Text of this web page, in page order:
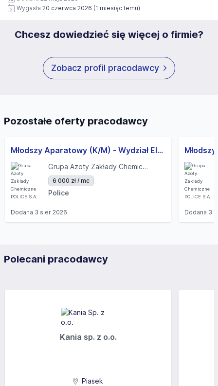
Wygasła 20 czerwca 2026 (1 miesiąc temu)
Chcesz dowiedzieć się więcej o firmie?
Zobacz profil pracodawcy
Pozostałe oferty pracodawcy
Młodszy Aparatowy (K/M) - Wydział Elektrociepłowni – Odsiarczanie
Grupa Azoty Zakłady Chemiczne POLICE S.A.
6 000 zł / mc
Police
Dodana 3 sier 2026 Dodana 3
Polecani pracodawcy
Kania sp. z o.o.
Piasek